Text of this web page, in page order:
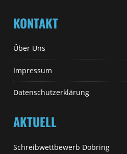
KONTAKT
Über Uns
Impressum
Datenschutzerklärung
AKTUELL
Schreibwettbewerb Dobring